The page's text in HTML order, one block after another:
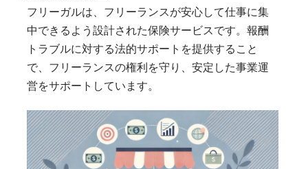
フリーガルは、フリーランスが安心して仕事に集
中できるよう設計された保険サービスです。報酬
トラブルに対する法的サポートを提供すること
で、フリーランスの権利を守り、安定した事業運
営をサポートしています。